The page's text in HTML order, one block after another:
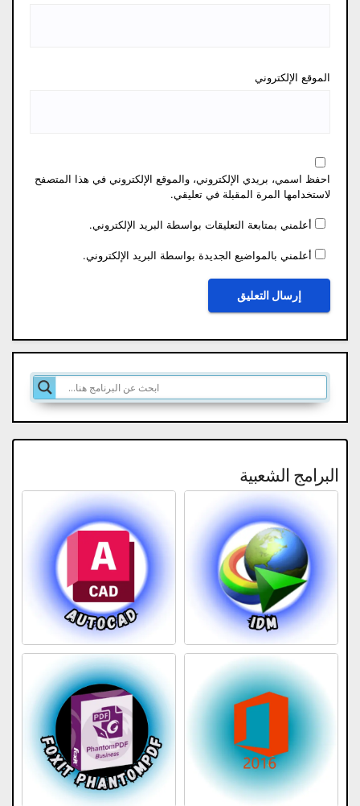
الموقع الإلكتروني
احفظ اسمي، بريدي الإلكتروني، والموقع الإلكتروني في هذا المتصفح
لاستخدامها المرة المقبلة في تعليقي.
أعلمني بمتابعة التعليقات بواسطة البريد الإلكتروني.
أعلمني بالمواضيع الجديدة بواسطة البريد الإلكتروني.
البرامج الشعبية